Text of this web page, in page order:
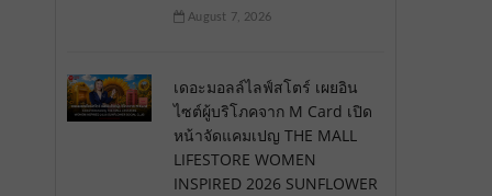
August 7, 2026
เดอะมอลล์ไลฟ์สโตร์ เผยอิน
ไซต์ผู้บริโภคจาก M Card เปิด
หน้าจัดแคมเปญ THE MALL
LIFESTORE WOMEN
INSPIRED 2026 SUNFLOWER